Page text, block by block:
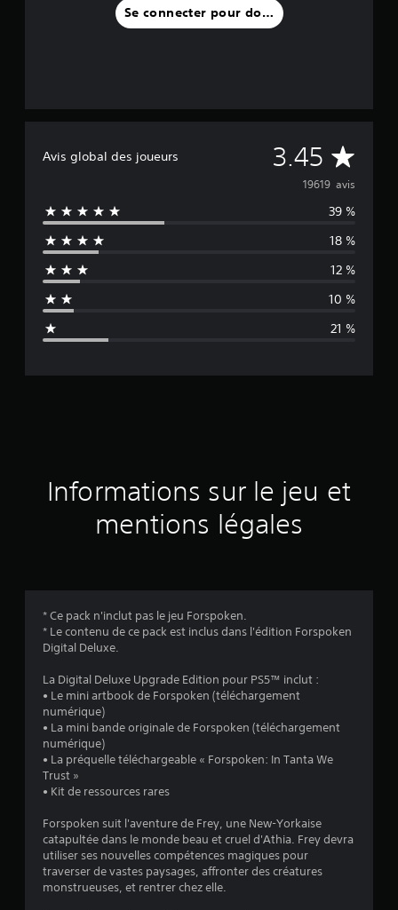
Se connecter pour donner un avis
Avis global des joueurs 3.45 M
o
y
e
n
d
a
é
19619 avis
39 %
18 %
12 %
10 %
21 %
Informations sur le jeu et
mentions légales
* Ce pack n'inclut pas le jeu Forspoken.
* Le contenu de ce pack est inclus dans l'édition Forspoken
Digital Deluxe.
La Digital Deluxe Upgrade Edition pour PS5™ inclut :
• Le mini artbook de Forspoken (téléchargement
numérique)
• La mini bande originale de Forspoken (téléchargement
numérique)
• La préquelle téléchargeable « Forspoken: In Tanta We
Trust »
• Kit de ressources rares
Forspoken suit l'aventure de Frey, une New-Yorkaise
catapultée dans le monde beau et cruel d'Athia. Frey devra
utiliser ses nouvelles compétences magiques pour
traverser de vastes paysages, affronter des créatures
monstrueuses, et rentrer chez elle.